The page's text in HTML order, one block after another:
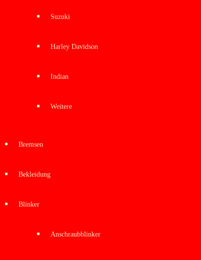
Suzuki
Harley Davidson
Indian
Weitere
Bremsen
Bekleidung
Blinker
Anschraubblinker